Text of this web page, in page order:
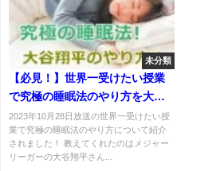
未分類
【必見！】世界一受けたい授業
で究極の睡眠法のやり方を大谷
翔平（メジャーリーガー）から
紹介！
2023年10月28日放送の世界一受けたい授
業で究極の睡眠法のやり方について紹介
されました！ 教えてくれたのはメジャー
リーガーの大谷翔平さん...